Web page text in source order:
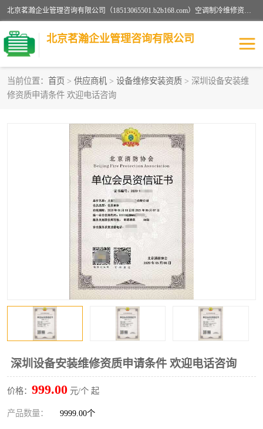
北京茗瀚企业管理咨询有限公司（18513065501.b2b168.com）空调制冷维修资质,油烟管道清洗资质,清洗行业资质公司秉承“顾客至上，锐意进缺的经营理念，我们提供高质量的产品，坚持“客户”的原则为广大客户提供贴心服务。如果你对公司的产品感兴趣，可以联系高经理，我们会用好的产品和服务让您满意。
北京茗瀚企业管理咨询有限公司
当前位置： 首页 > 供应商机 > 设备维修安装资质 > 深圳设备安装维
修资质申请条件 欢迎电话咨询
深圳设备安装维修资质申请条件 欢迎电话咨询
价格： 999.00 元/个 起
产品数量： 9999.00个
烟道清洗资质
认证服务
防爆电气维修安装资质 空调制冷维修安装资质
矿用设备检修资质